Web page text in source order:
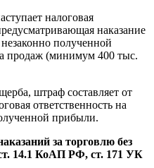
налоговая
наказание
полученной
продаж (минимум 400 тыс.
штраф составляет от
ответственность на
прибыли.
за торговлю без
14.1 КоАП РФ, ст. 171 УК